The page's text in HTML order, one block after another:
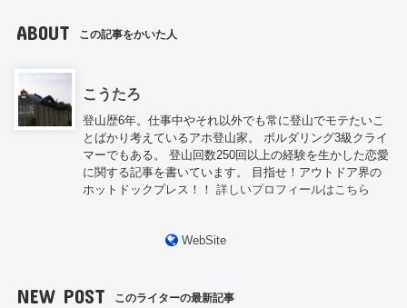
ABOUT この記事をかいた人
こうたろ
登山歴6年。仕事中やそれ以外でも常に登山でモテたいこ
とばかり考えているアホ登山家。 ボルダリング3級クライ
マーでもある。 登山回数250回以上の経験を生かした恋愛
に関する記事を書いています。 目指せ！アウトドア界の
ホットドックプレス！！詳しいプロフィールはこちら
WebSite
NEW POST このライターの最新記事